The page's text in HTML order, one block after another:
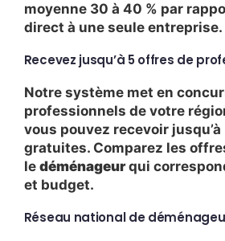
moyenne 30 à 40 % par
direct à une seule entreprise.
Recevez jusqu’à 5 offres de
Notre système met en
professionnels de votre
vous pouvez recevoir
gratuites. Comparez les
le déménageurqui
et budget.
Réseau national de